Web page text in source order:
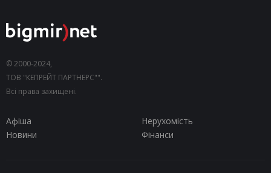
© 2000-2024,
ТОВ "КЕПРЕЙТ ПАРТНЕРС"".
Всі права захищені.
Афіша
Нерухомість
Новини
Фінанси